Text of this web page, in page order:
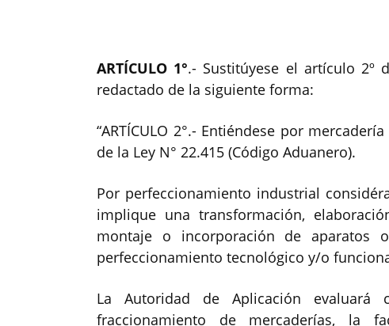
ARTÍCULO 1°.- Sustitúyese el artículo 2º
redactado de la siguiente forma:
“ARTÍCULO 2°.- Entiéndese por
de la Ley N° 22.415 (Código Aduanero).
Por perfeccionamiento industrial
implique una transformación,
montaje o incorporación de aparatos
perfeccionamiento tecnológico y/o
La Autoridad de Aplicación
fraccionamiento de mercaderías, la